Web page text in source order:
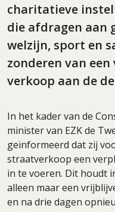
charitatieve
die afdragen aan
welzijn, sport en
zonderen van
verkoop aan de
In het kader van de
minister van EZK de
geïnformeerd dat zij
straatverkoop een
in te voeren. Dit houdt
alleen maar een
en na drie dagen